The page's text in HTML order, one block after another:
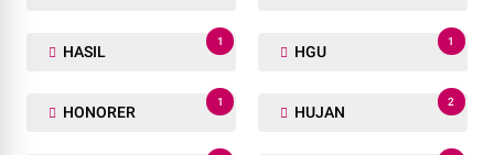
HASIL
1
HGU
1
HONORER
1
HUJAN
2